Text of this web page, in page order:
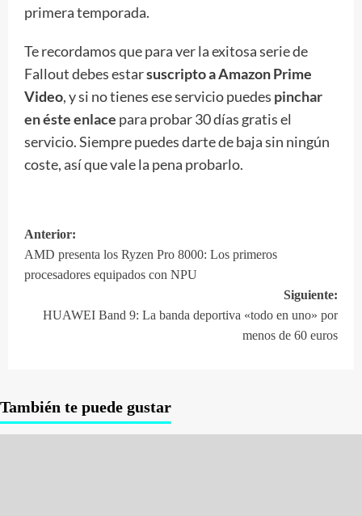
primera temporada.
Te recordamos que para ver la exitosa serie de
Fallout debes estarsuscripto a Amazon Prime
Video, y si no tienes ese servicio puedes pinchar
en éste enlace para probar 30 días gratis el
servicio. Siempre puedes darte de baja sin ningún
coste, así que vale la pena probarlo.
Navegación
de
Anterior:
AMD presenta los Ryzen Pro 8000: Los primeros
procesadores equipados con NPU
Siguiente:
HUAWEI Band 9: La banda deportiva «todo en uno» por
menos de 60 euros
También te puede gustar